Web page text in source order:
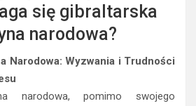
się gibraltarska
narodowa?
Narodowa: Wyzwania i Trudności
narodowa, pomimo swojego